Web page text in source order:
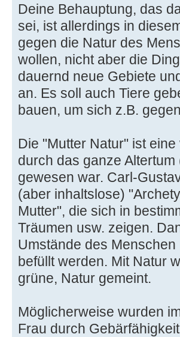
Deine Behauptung, das
sei, ist allerdings in
gegen die Natur des
wollen, nicht aber die
dauernd neue Gebiete
an. Es soll auch Tiere
bauen, um sich z.B.
Die "Mutter Natur" ist
durch das ganze
gewesen war. Carl-
(aber inhaltslose)
Mutter", die sich in
Träumen usw. zeigen.
Umstände des
befüllt werden. Mit Natur
grüne, Natur gemeint.
Möglicherweise wurden
Frau durch